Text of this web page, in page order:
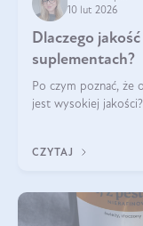
10 lut 2026
Dlaczego
suplementach?
Po czym poznać,
jest wysokiej
CZYTAJ